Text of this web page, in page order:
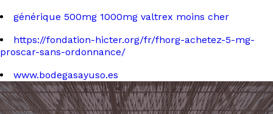
générique 500mg 1000mg valtrex moins cher
https://fondation-hicter.org/fr/fhorg-achetez-5-mg-
proscar-sans-ordonnance/
www.bodegasayuso.es